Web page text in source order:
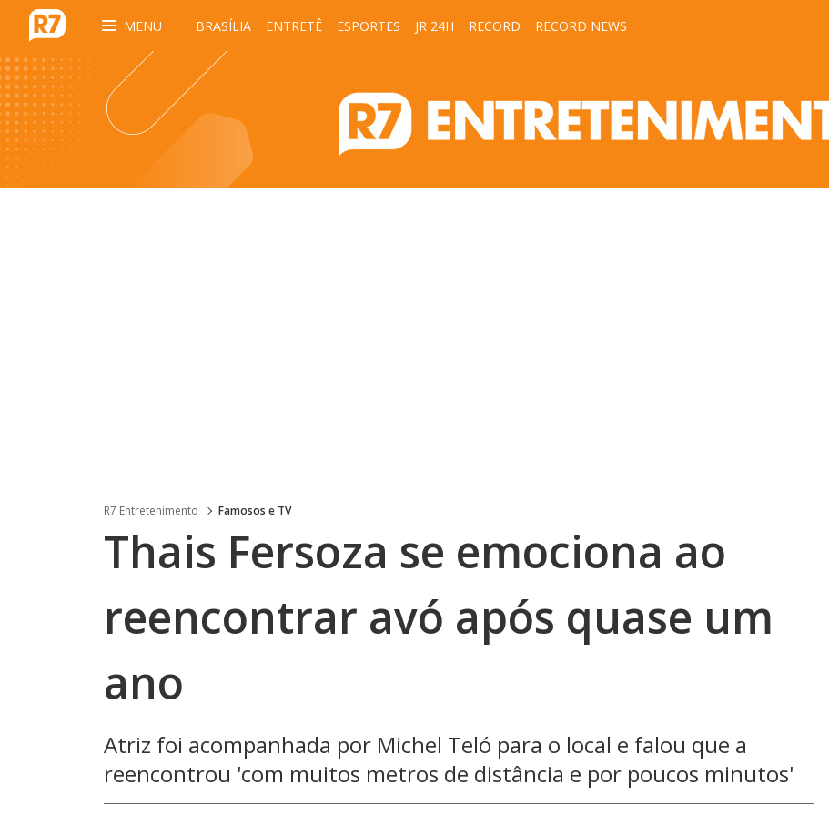
MENU BRASÍLIA ENTRETÊ ESPORTES JR 24H RECORD RECORD NEWS
R7 Entretenimento Famosos e TV
Thais Fersoza se emociona ao
reencontrar avó após quase um
ano
Atriz foi acompanhada por Michel Teló para o local e falou que a
reencontrou 'com muitos metros de distância e por poucos minutos'